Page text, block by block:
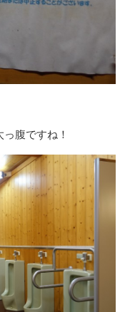
腹ですね！